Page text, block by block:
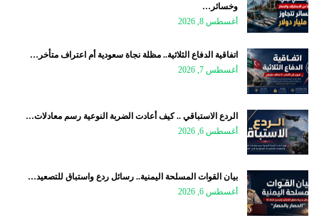
وخسائر…
أغسطس 8, 2026
اتفاقية الدفاع الثلاثية.. مظلة نجاة سعودية أم اعتراف متأخر…
أغسطس 7, 2026
الردع الاستباقي .. كيف أعادت الضربة النوعية رسم معادلات…
أغسطس 6, 2026
بيان القوات المسلحة اليمنية.. رسائل ردع واستباق للتصعيد…
أغسطس 6, 2026